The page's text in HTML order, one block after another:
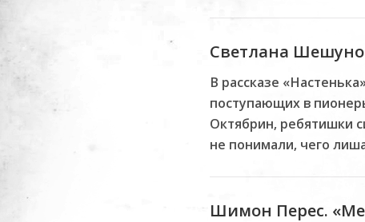
Светлана
В рассказе
поступающих в
Октябрин, ребятишки
не понимали, чего
Шимон Перес.